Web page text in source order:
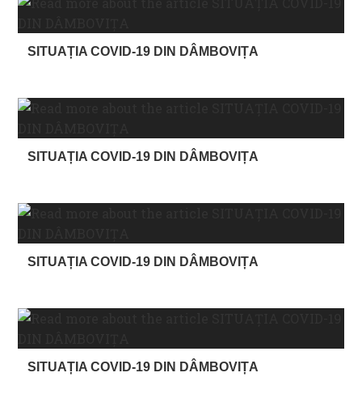
SITUAȚIA COVID-19 DIN DÂMBOVIȚA
SITUAȚIA COVID-19 DIN DÂMBOVIȚA
SITUAȚIA COVID-19 DIN DÂMBOVIȚA
SITUAȚIA COVID-19 DIN DÂMBOVIȚA